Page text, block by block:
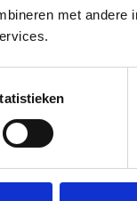
met andere